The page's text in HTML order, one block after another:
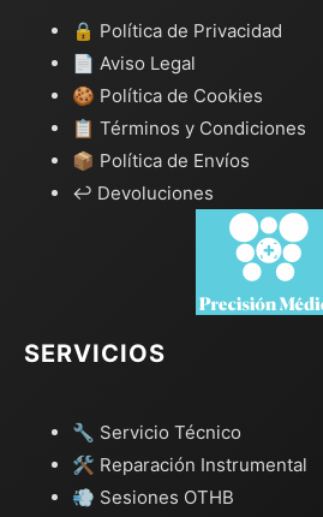
🔒 Política de Privacidad
📄 Aviso Legal
🍪 Política de Cookies
📋 Términos y Condiciones
📦 Política de Envíos
↩️ Devoluciones
SERVICIOS
🔧 Servicio Técnico
🛠️ Reparación Instrumental
💨 Sesiones OTHB